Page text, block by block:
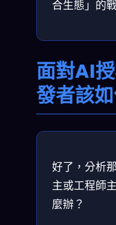
合生態」的
面對AI
發者該
好了，分析
主或工程師
麼辦？